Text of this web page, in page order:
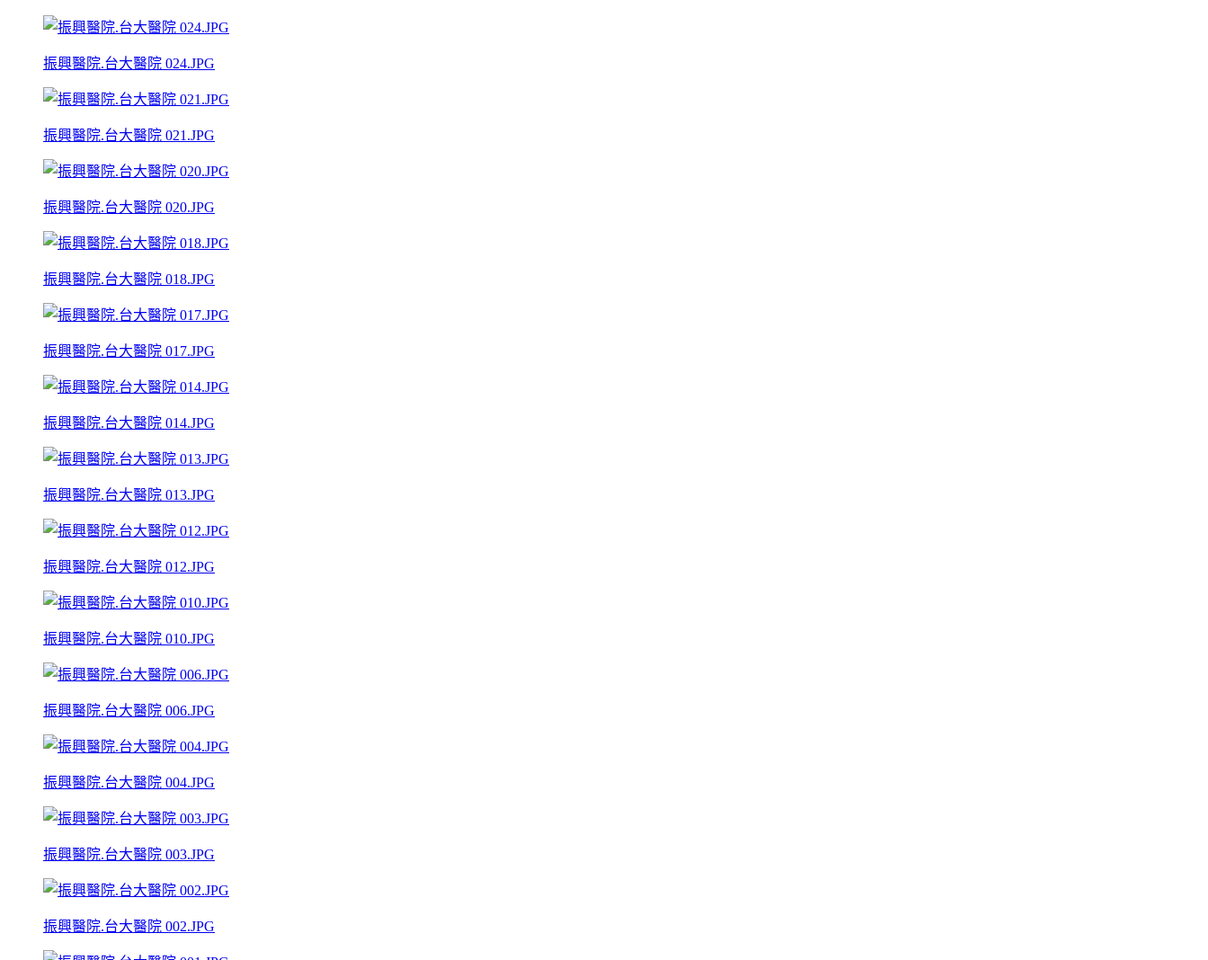
振興醫院.台大醫院 024.JPG
振興醫院.台大醫院 021.JPG
振興醫院.台大醫院 020.JPG
振興醫院.台大醫院 018.JPG
振興醫院.台大醫院 017.JPG
振興醫院.台大醫院 014.JPG
振興醫院.台大醫院 013.JPG
振興醫院.台大醫院 012.JPG
振興醫院.台大醫院 010.JPG
振興醫院.台大醫院 006.JPG
振興醫院.台大醫院 004.JPG
振興醫院.台大醫院 003.JPG
振興醫院.台大醫院 002.JPG